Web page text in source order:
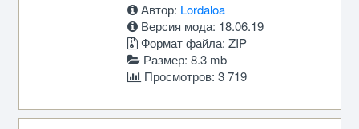
Автор: Lordaloa
Версия мода: 18.06.19
Формат файла: ZIP
Размер: 8.3 mb
Просмотров: 3 719